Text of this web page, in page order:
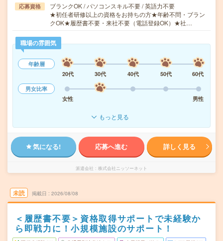
応募資格
ブランクOK / パソコンスキル不要 / 英語力不要
★初任者研修以上の資格をお持ちの方★年齢不問・ブラン
クOK★履歴書不要・来社不要（電話登録OK）★社…
職場の雰囲気
年齢層
20代
30代 40代 50代
60代
男女比率
女性
男性
もっと見る
気になる! 応募へ進む 詳しく見る
派遣会社 株式会社ニッソーネット
未読 掲載日 2026/08/08
＜履歴書不要＞資格取得サポートで未経験か
ら即戦力に！小規模施設のサポート！